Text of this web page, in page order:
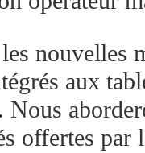
nouvelles
aux
Nous
offertes